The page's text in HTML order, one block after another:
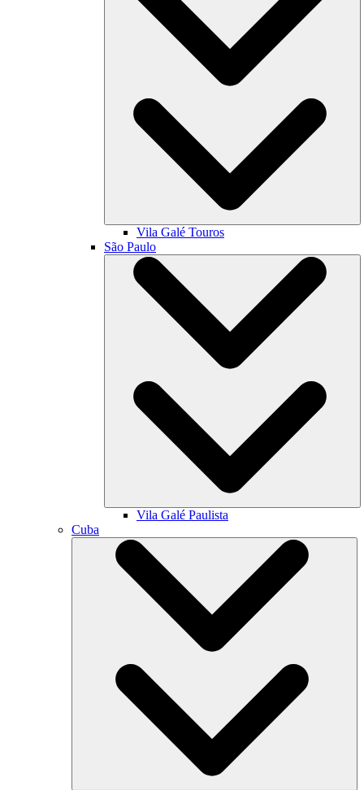
Vila Galé Touros
São Paulo
Vila Galé Paulista
Cuba